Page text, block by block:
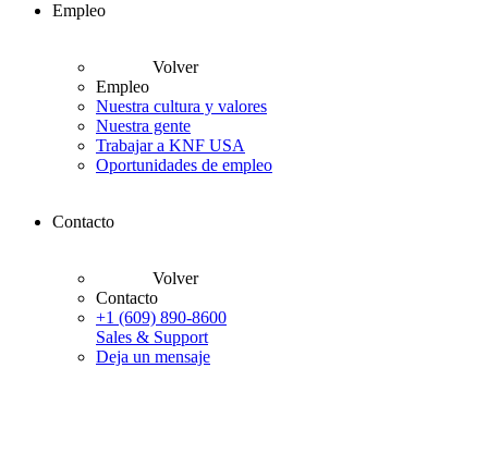
Empleo
Volver
Empleo
Nuestra cultura y valores
Nuestra gente
Trabajar a KNF USA
Oportunidades de empleo
Contacto
Volver
Contacto
+1 (609) 890-8600
Sales & Support
Deja un mensaje